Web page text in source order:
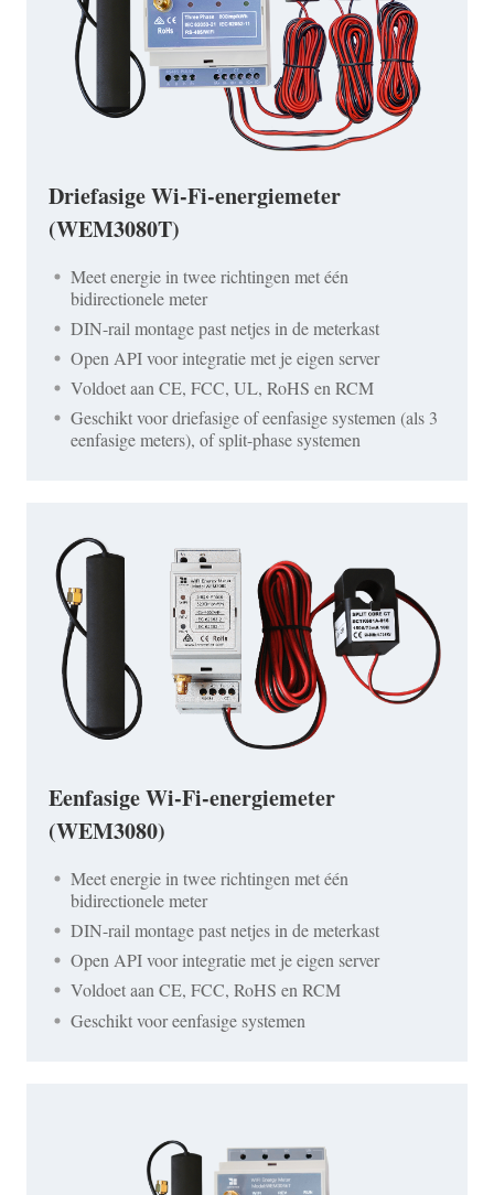
Driefasige Wi-Fi-energiemeter
(WEM3080T)
Meet energie in twee richtingen met één
bidirectionele meter
DIN-rail montage past netjes in de meterkast
Open API voor integratie met je eigen server
Voldoet aan CE, FCC, UL, RoHS en RCM
Geschikt voor driefasige of eenfasige systemen (als 3
eenfasige meters), of split-phase systemen
Eenfasige Wi-Fi-energiemeter
(WEM3080)
Meet energie in twee richtingen met één
bidirectionele meter
DIN-rail montage past netjes in de meterkast
Open API voor integratie met je eigen server
Voldoet aan CE, FCC, RoHS en RCM
Geschikt voor eenfasige systemen